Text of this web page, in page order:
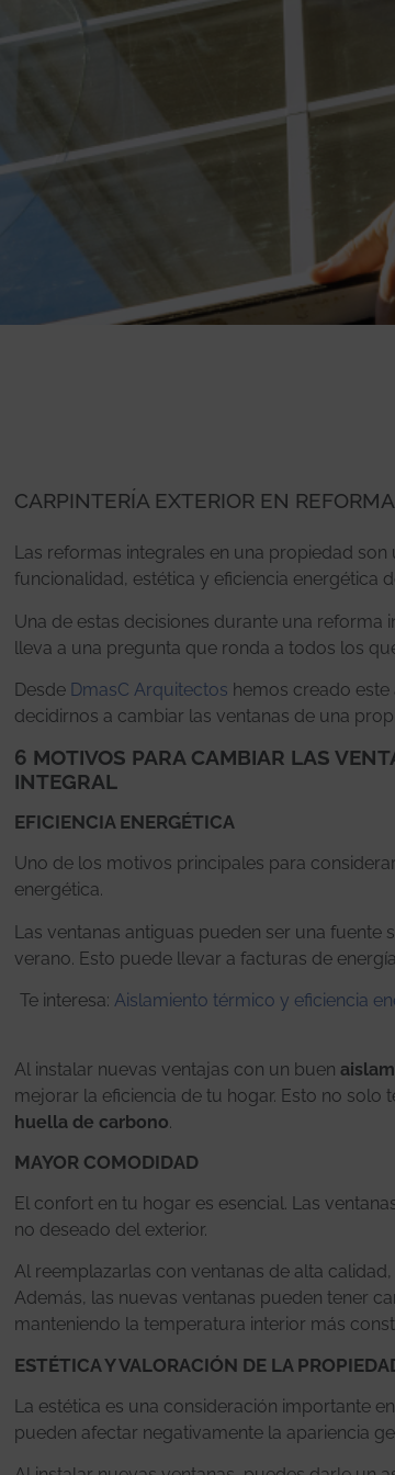
CARPINTERÍA EXTERIOR EN
Las reformas integrales en una propiedad
funcionalidad, estética y eficiencia energética
Una de estas decisiones durante una reforma
lleva a una pregunta que ronda a todos los
Desde DmasC Arquitectos hemos creado
decidirnos a cambiar las ventanas de una
6 MOTIVOS PARA CAMBIAR LAS
INTEGRAL
EFICIENCIA ENERGÉTICA
Uno de los motivos principales para
energética.
Las ventanas antiguas pueden ser una fuente
verano. Esto puede llevar a facturas de
Te interesa: Aislamiento térmico y eficiencia
Al instalar nuevas ventajas con un buen
mejorar la eficiencia de tu hogar. Esto no
huella de carbono.
MAYOR COMODIDAD
El confort en tu hogar es esencial. Las
no deseado del exterior.
Al reemplazarlas con ventanas de alta
Además, las nuevas ventanas pueden tener
manteniendo la temperatura interior más
ESTÉTICA Y VALORACIÓN DE LA
La estética es una consideración importante
pueden afectar negativamente la apariencia